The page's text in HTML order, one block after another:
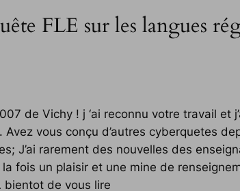
FLE sur les langues
de Vichy ! j ‘ai reconnu votre travail et
vous conçu d’autres cyberquetes
J’ai rarement des nouvelles des
fois un plaisir et une mine de
bientot de vous lire